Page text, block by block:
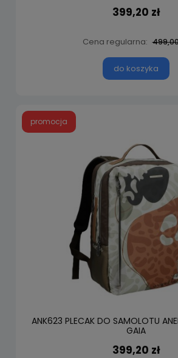
399,20 zł
Cena regularna:
do koszyka
ANK623 PLECAK DO SAMOLOTU
GAIA
399,20 zł
promocja